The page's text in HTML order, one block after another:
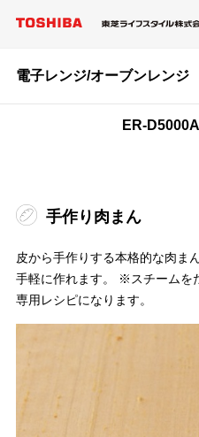
電子レンジ/オーブンレンジ
ER-
手作り肉まん
皮から手作りする本格的な肉ま
手軽に作れます。 ※スチームを
専用レシピになります。